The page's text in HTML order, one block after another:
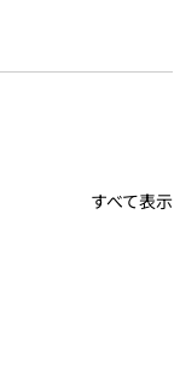
すべて表示